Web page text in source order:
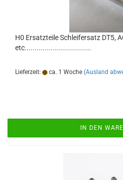
H0 Ersatzteile Schleifersatz DT5,
etc.................................
Lieferzeit: ca. 1 Woche (Ausland
IN DEN